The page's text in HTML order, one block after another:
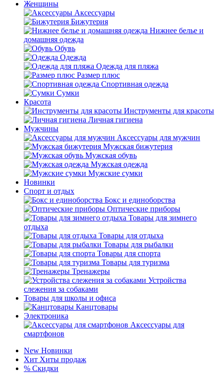
Женщины
Аксессуары
Бижутерия
Нижнее белье и
домашняя одежда
Обувь
Одежда
Одежда для пляжа
Размер плюс
Спортивная одежда
Сумки
Красота
Инструменты для красоты
Личная гигиена
Мужчины
Аксессуары для мужчин
Мужская бижутерия
Мужская обувь
Мужская одежда
Мужские сумки
Новинки
Спорт и отдых
Бокс и единоборства
Оптические приборы
Товары для зимнего
отдыха
Товары для отдыха
Товары для рыбалки
Товары для спорта
Товары для туризма
Тренажеры
Устройства
слежения за собаками
Товары для школы и офиса
Канцтовары
Электроника
Аксессуары для
смартфонов
New Новинки
Хит Хиты продаж
% Скидки